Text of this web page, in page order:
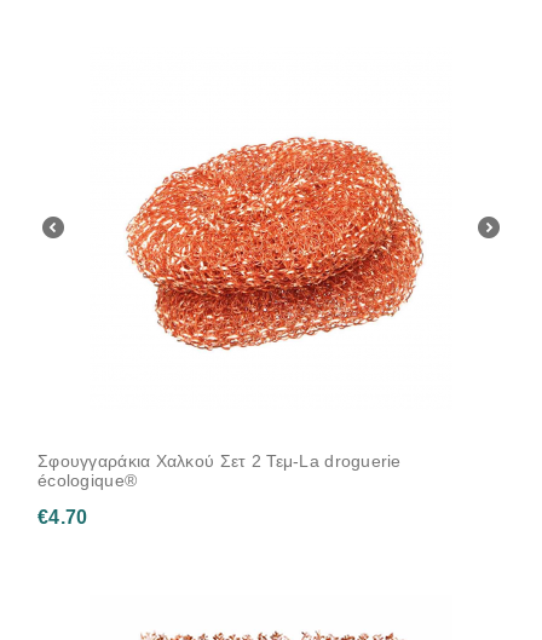
Σφουγγαράκια Χαλκού Σετ 2 Τεμ-La droguerie
écologique®
€4.70